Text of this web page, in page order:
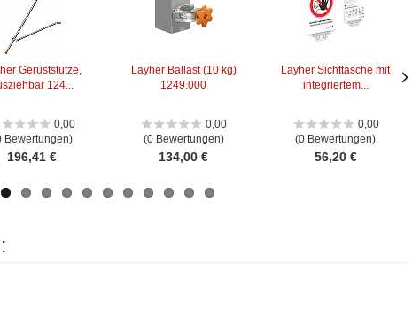
Gerüststütze,
124...
0,00
Bewertungen)
196,41 €
Layher Ballast (10 kg)
1249.000
0,00
(0 Bewertungen)
134,00 €
Layher Sichttasche mit
integriertem...
0,00
(0 Bewertungen)
56,20 €